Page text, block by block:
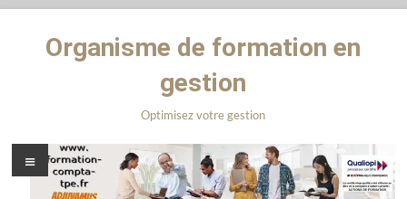
Organisme de formation en
gestion
Optimisez votre gestion